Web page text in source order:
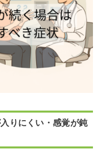
りにくい・感覚が鈍